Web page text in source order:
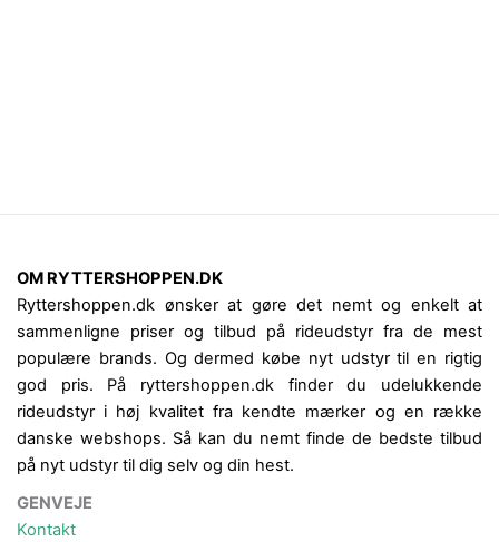
OM RYTTERSHOPPEN.DK
Ryttershoppen.dk ønsker at gøre det nemt og enkelt at
sammenligne priser og tilbud på rideudstyr fra de mest
populære brands. Og dermed købe nyt udstyr til en rigtig
god pris. På ryttershoppen.dk finder du udelukkende
rideudstyr i høj kvalitet fra kendte mærker og en række
danske webshops. Så kan du nemt finde de bedste tilbud
på nyt udstyr til dig selv og din hest.
GENVEJE
Kontakt